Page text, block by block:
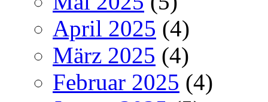
April 2025 (4)
März 2025 (4)
Februar 2025 (4)